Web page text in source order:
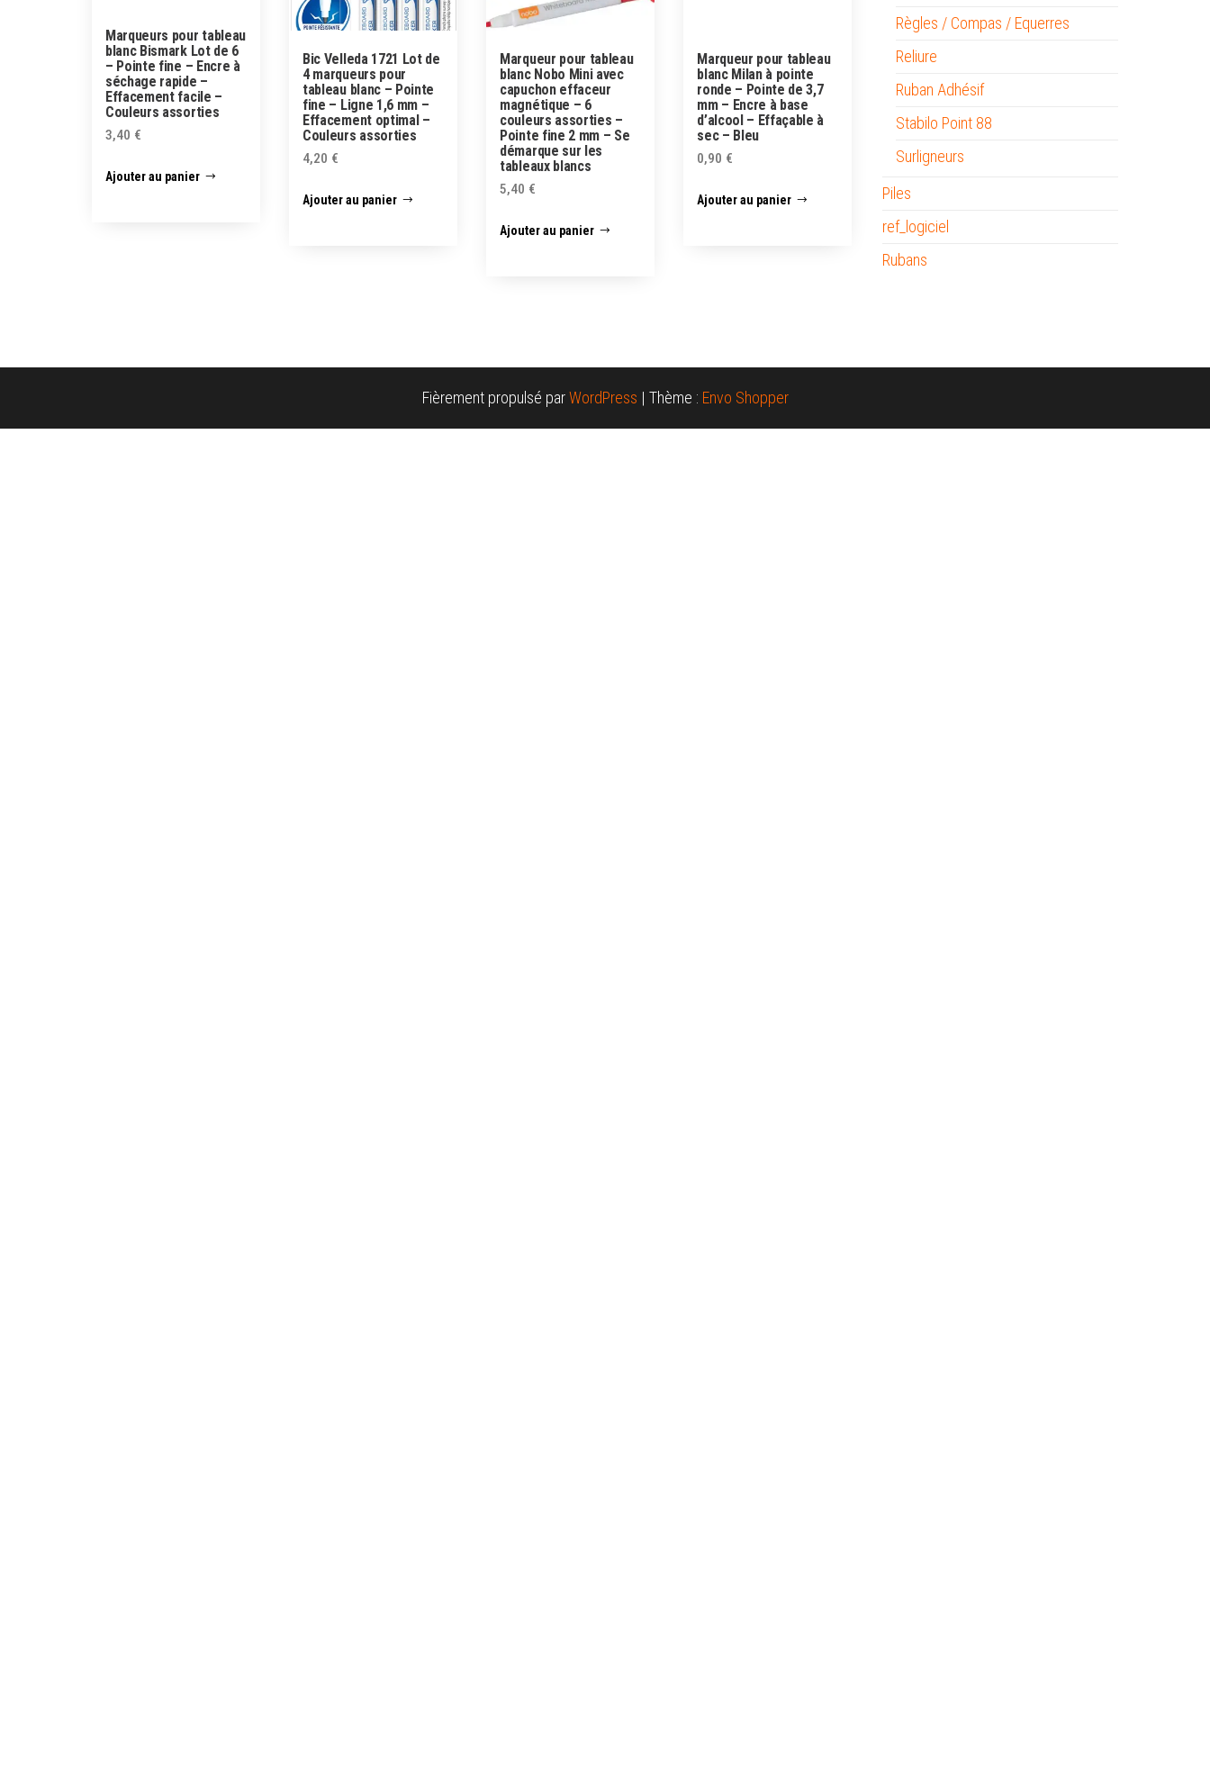
Marqueurs pour tableau
blanc Bismark Lot de 6
– Pointe fine – Encre à
séchage rapide –
Effacement facile –
Couleurs assorties
3,40 €
Ajouter au panier
Bic Velleda 1721 Lot de
4 marqueurs pour
tableau blanc – Pointe
fine – Ligne 1,6 mm –
Effacement optimal –
Couleurs assorties
4,20 €
Ajouter au panier
Marqueur pour tableau
blanc Nobo Mini avec
capuchon effaceur
magnétique – 6
couleurs assorties –
Pointe fine 2 mm – Se
démarque sur les
tableaux blancs
5,40 €
Ajouter au panier
Marqueur pour tableau
blanc Milan à pointe
ronde – Pointe de 3,7
mm – Encre à base
d’alcool – Effaçable à
sec – Bleu
0,90 €
Ajouter au panier
Règles / Compas / Equerres
Reliure
Ruban Adhésif
Stabilo Point 88
Surligneurs
Piles
ref_logiciel
Rubans
Fièrement propulsé parWordPress | Thème : Envo Shopper